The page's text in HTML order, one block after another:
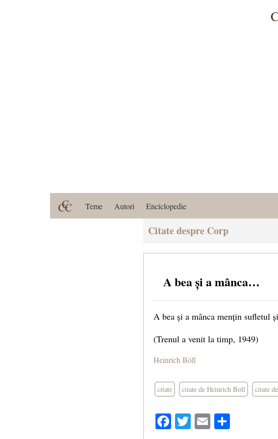
Teme Autori Enciclopedie
Citate despre Corp
A bea și a mânca…
A bea și a mânca mențin sufletul
(Trenul a venit la timp, 1949)
Heinrich Böll
citate citate de Heinrich Boll citate
Facebook
Twitter
Email